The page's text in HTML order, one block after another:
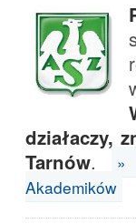
działaczy,
Tarnów.
»
Akademików